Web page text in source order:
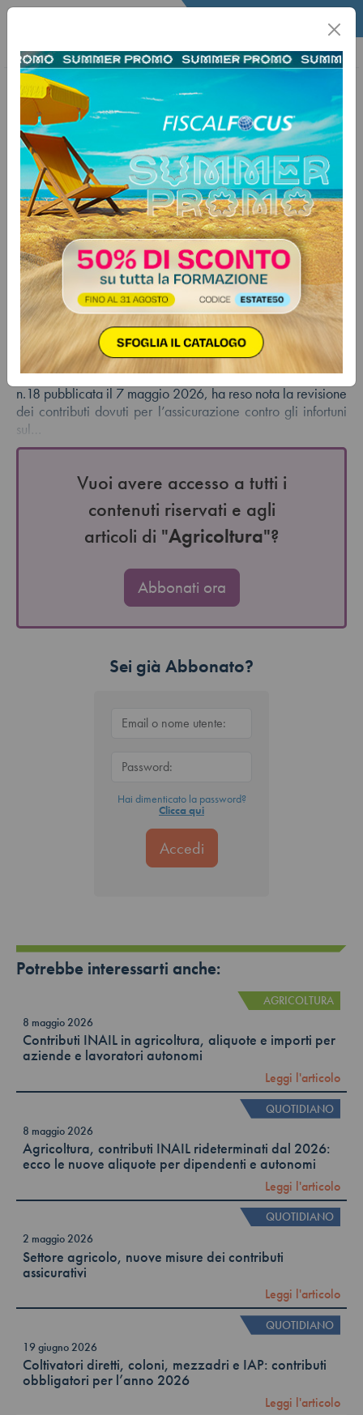
Home Agricoltura Info Agricoltura AgroFocus
15 maggio 2026
Categorie: Imprese Agricoltura
Agricoltura, revisione contributi
INAIL dal 2026: nuove aliquote per
dipendenti e autonomi
AgroFocus n.19 - 2026
Autore:Lucia Giampà
IndicePremessaAssicurazione nel settore agricoloMisura
dei contributi dovuti dal 1° gennaio 2026Modalità di
riscossione dei contributiPremessa L’INAIL, con la circolare
n.18 pubblicata il 7 maggio 2026, ha reso nota la revisione
dei contributi dovuti per l’assicurazione contro gli infortuni
sul…
Vuoi avere accesso a tutti i
contenuti riservati e agli
articoli di "Agricoltura"?
Abbonati ora
Sei già Abbonato?
Hai dimenticato la password?
Clicca qui
Potrebbe interessarti anche:
AGRICOLTURA
8 maggio 2026
Contributi INAIL in agricoltura, aliquote e importi per
aziende e lavoratori autonomi
Leggi l'articolo
QUOTIDIANO
8 maggio 2026
Agricoltura, contributi INAIL rideterminati dal 2026:
ecco le nuove aliquote per dipendenti e autonomi
Leggi l'articolo
QUOTIDIANO
2 maggio 2026
Settore agricolo, nuove misure dei contributi
assicurativi
Leggi l'articolo
QUOTIDIANO
19 giugno 2026
Coltivatori diretti, coloni, mezzadri e IAP: contributi
obbligatori per l’anno 2026
Leggi l'articolo